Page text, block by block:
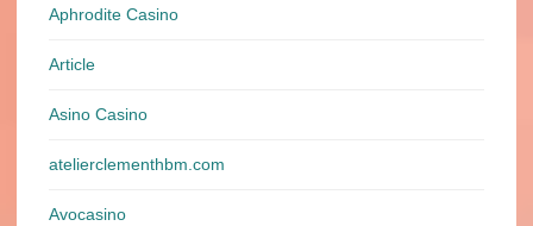
Aphrodite Casino
Article
Asino Casino
atelierclementhbm.com
Avocasino